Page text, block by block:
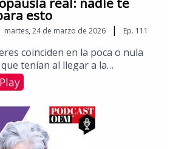
esto
martes, 24 de marzo de 2026 | Ep. 111
coinciden en la poca o nula
tenían al llegar a la
la dificultad para encontrar
adecuado acompañamiento
la facilidad para recibir un
que está pasando", "es
por el
con Alejandra
Play